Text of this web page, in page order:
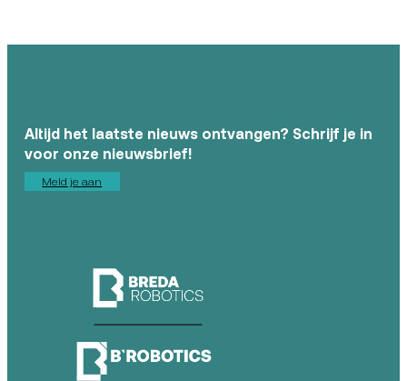
Altijd het laatste nieuws ontvangen? Schrijf je in
voor onze nieuwsbrief!
Meld je aan